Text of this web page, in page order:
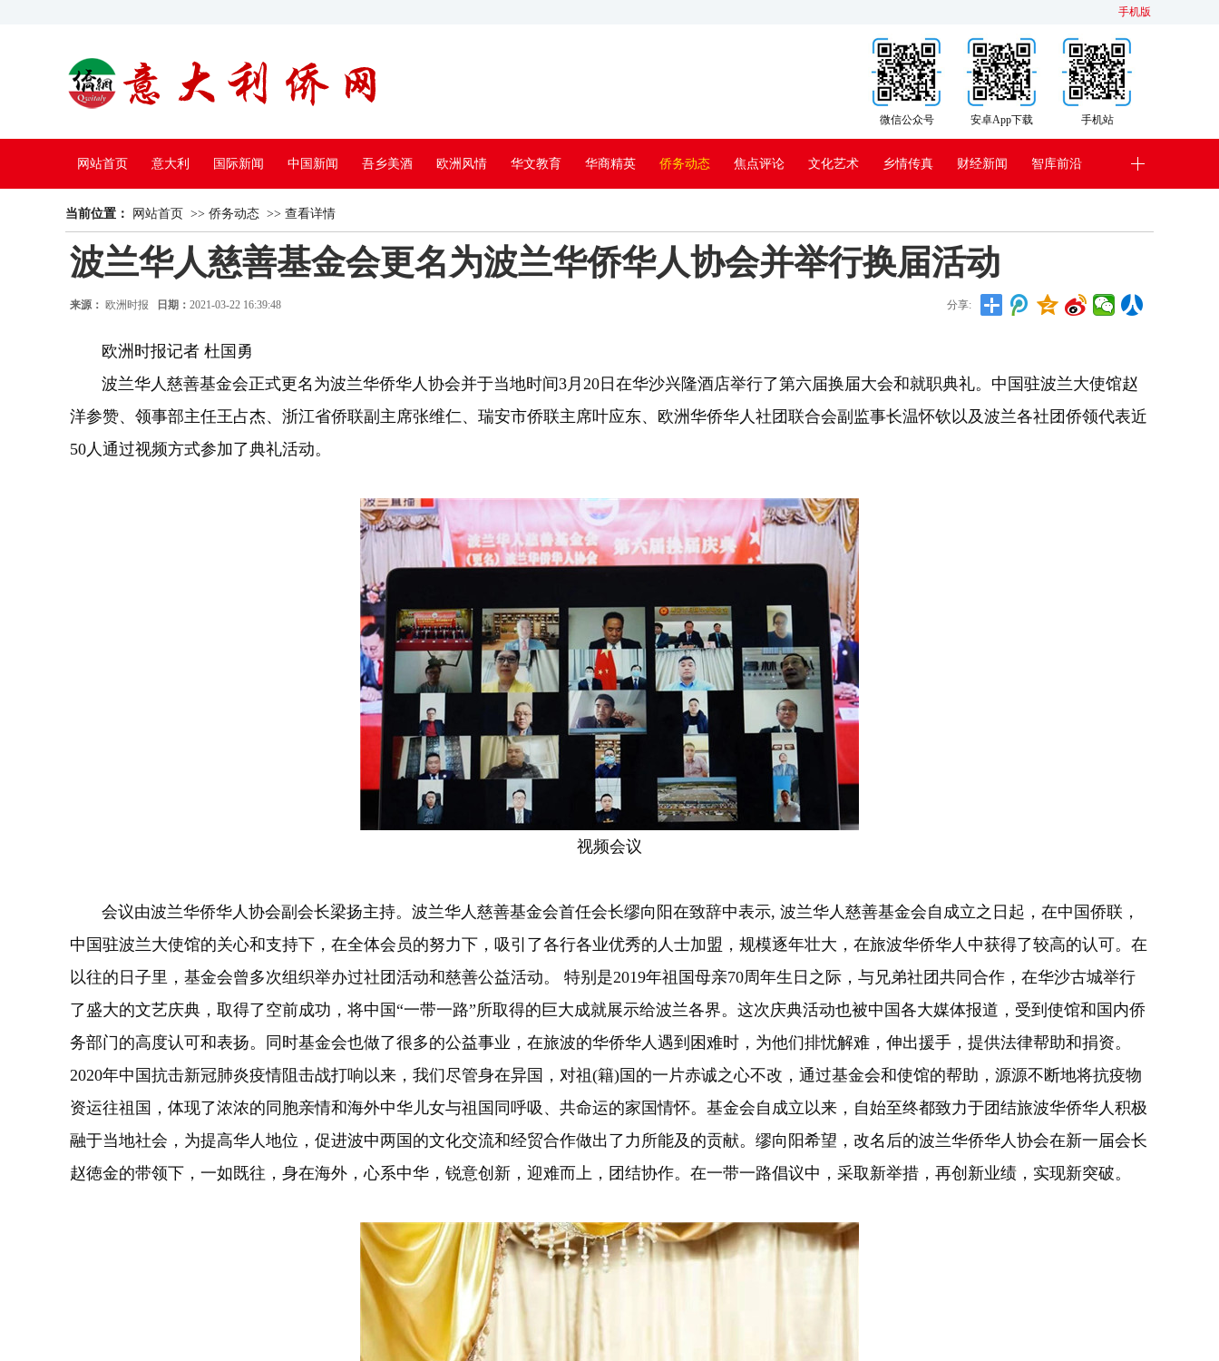
手机版
手机站
安卓App下载
微信公众号
网站首页 意大利 国际新闻 中国新闻 吾乡美酒 欧洲风情 华文教育 华商精英 侨务动态 焦点评论 文化艺术 乡情传真 财经新闻 智库前沿
中国电视
当前位置： 网站首页 >> 侨务动态 >> 查看详情
波兰华人慈善基金会更名为波兰华侨华人协会并举行换届活动
来源： 欧洲时报 日期： 2021-03-22 16:39:48 分享:
欧洲时报记者 杜国勇
波兰华人慈善基金会正式更名为波兰华侨华人协会并于当地时间3月20日在华沙兴隆酒店举行了第六届换届大会和就职典礼。中国驻波兰大使馆赵
洋参赞、领事部主任王占杰、浙江省侨联副主席张维仁、瑞安市侨联主席叶应东、欧洲华侨华人社团联合会副监事长温怀钦以及波兰各社团侨领代表近
50人通过视频方式参加了典礼活动。
视频会议
会议由波兰华侨华人协会副会长梁扬主持。波兰华人慈善基金会首任会长缪向阳在致辞中表示, 波兰华人慈善基金会自成立之日起，在中国侨联，
中国驻波兰大使馆的关心和支持下，在全体会员的努力下，吸引了各行各业优秀的人士加盟，规模逐年壮大，在旅波华侨华人中获得了较高的认可。在
以往的日子里，基金会曾多次组织举办过社团活动和慈善公益活动。 特别是2019年祖国母亲70周年生日之际，与兄弟社团共同合作，在华沙古城举行
了盛大的文艺庆典，取得了空前成功，将中国“一带一路”所取得的巨大成就展示给波兰各界。这次庆典活动也被中国各大媒体报道，受到使馆和国内侨
务部门的高度认可和表扬。同时基金会也做了很多的公益事业，在旅波的华侨华人遇到困难时，为他们排忧解难，伸出援手，提供法律帮助和捐资。
2020年中国抗击新冠肺炎疫情阻击战打响以来，我们尽管身在异国，对祖(籍)国的一片赤诚之心不改，通过基金会和使馆的帮助，源源不断地将抗疫物
资运往祖国，体现了浓浓的同胞亲情和海外中华儿女与祖国同呼吸、共命运的家国情怀。基金会自成立以来，自始至终都致力于团结旅波华侨华人积极
融于当地社会，为提高华人地位，促进波中两国的文化交流和经贸合作做出了力所能及的贡献。缪向阳希望，改名后的波兰华侨华人协会在新一届会长
赵徳金的带领下，一如既往，身在海外，心系中华，锐意创新，迎难而上，团结协作。在一带一路倡议中，采取新举措，再创新业绩，实现新突破。